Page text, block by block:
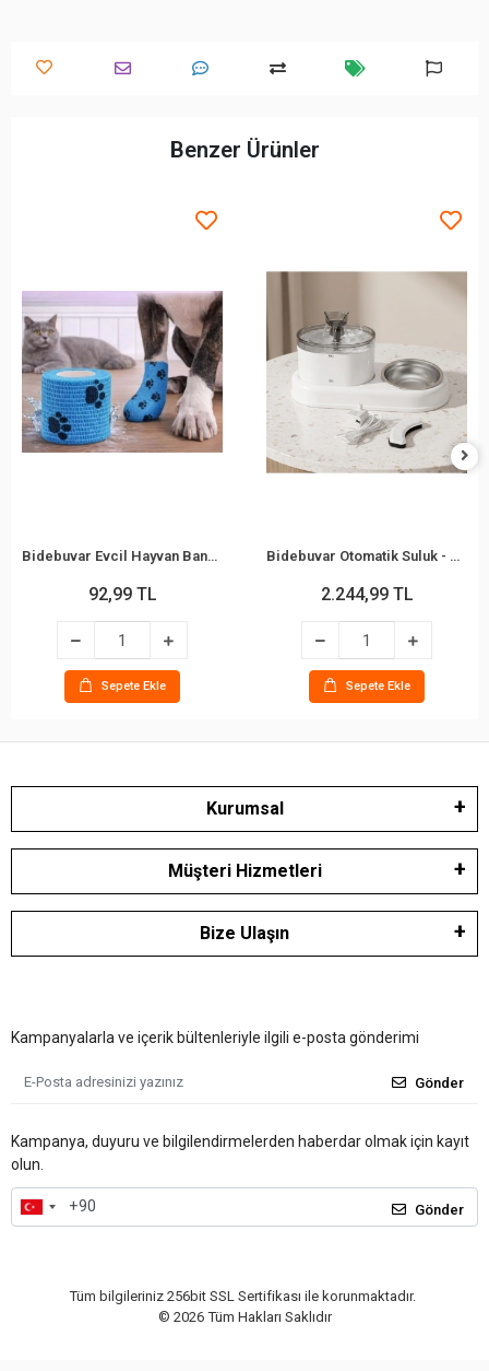
Benzer Ürünler
Bidebuvar Evcil Hayvan Bandajı - Pati Desenli - Esnek - Suya Dayanıklı - 7x4 cm
92,99 TL
Sepete Ekle
Bidebuvar Otomatik Suluk - Mama Kabı Hazneli - Evcil Hayvan Su Pınarı
2.244,99 TL
Sepete Ekle
Kurumsal
Müşteri Hizmetleri
Bize Ulaşın
Kampanyalarla ve içerik bültenleriyle ilgili e-posta gönderimi
Gönder
Kampanya, duyuru ve bilgilendirmelerden haberdar olmak için kayıt
olun.
Gönder
Tüm bilgileriniz 256bit SSL Sertifikası ile korunmaktadır.
© 2026 Tüm Hakları Saklıdır